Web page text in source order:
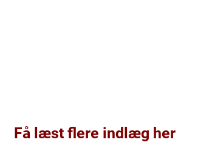
Få læst flere indlæg her